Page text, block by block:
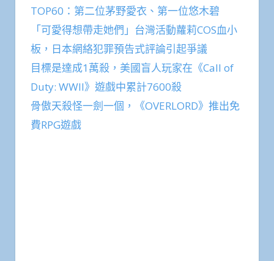
TOP60：第二位茅野愛衣、第一位悠木碧
「可愛得想帶走她們」台灣活動蘿莉COS血小
板，日本網絡犯罪預告式評論引起爭議
目標是達成1萬殺，美國盲人玩家在《Call of
Duty: WWII》遊戲中累計7600殺
骨傲天殺怪一劍一個，《OVERLORD》推出免
費RPG遊戲